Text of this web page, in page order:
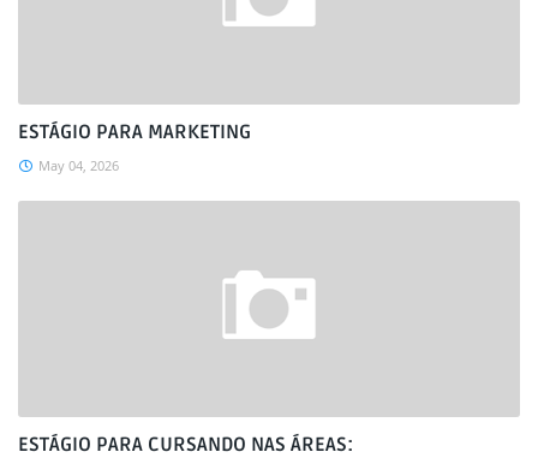
ESTÁGIO PARA MARKETING
May 04, 2026
ESTÁGIO PARA CURSANDO NAS ÁREAS: